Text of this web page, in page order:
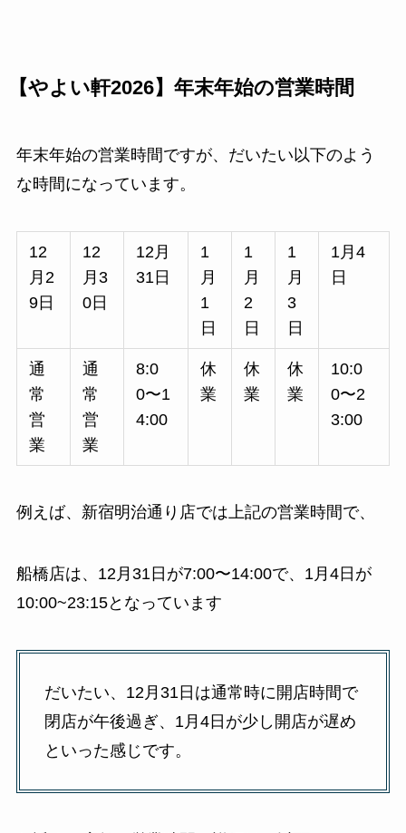
【やよい軒2026】年末年始の営業時間
年末年始の営業時間ですが、だいたい以下のよう
な時間になっています。
12
月2
9日
12
月3
0日
12月
31日
1
月
1
日
1
月
2
日
1
月
3
日
1月4
日
通
常
営
業
通
常
営
業
8:0
0〜1
4:00
休
業
休
業
休
業
10:0
0〜2
3:00
例えば、新宿明治通り店では上記の営業時間で、
船橋店は、12月31日が7:00〜14:00で、1月4日が
10:00~23:15となっています
だいたい、12月31日は通常時に開店時間で
閉店が午後過ぎ、1月4日が少し開店が遅め
といった感じです。